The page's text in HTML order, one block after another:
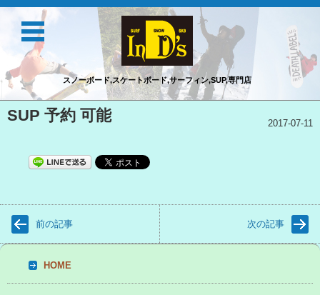
スノーボード,スケートボード,サーフィン,SUP,専門店
コンテンツに移動
SUP 予約 可能 2017-07-11
前の記事 次の記事
HOME